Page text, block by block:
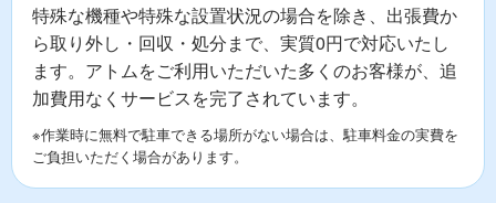
特殊な機種や特殊な設置状況の場合を除き、出張費か
ら取り外し・回収・処分まで、実質0円で対応いたし
ます。アトムをご利用いただいた多くのお客様が、追
加費用なくサービスを完了されています。
※作業時に無料で駐車できる場所がない場合は、駐車料金の実費を
ご負担いただく場合があります。